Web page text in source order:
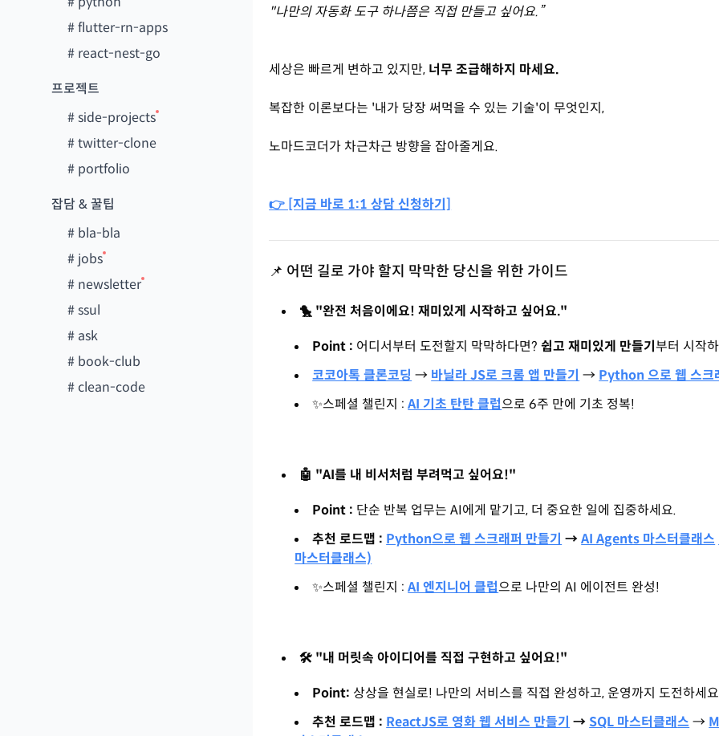
#flutter-rn-apps
# react-nest-go
프로젝트
#side-projects
#twitter-clone
# portfolio
잡담 & 꿀팁
# bla-bla
# jobs
# newsletter
#ssul
# ask
# book-club
#clean-code
"나만의 자동화 도구 하나쯤은 직접 만들고 싶어요.”
세상은 빠르게 변하고 있지만, 너무 조급해하지 마세요.
복잡한 이론보다는 '내가 당장 써먹을 수 있는 기술'이 무엇인지,
노마드코더가 차근차근 방향을 잡아줄게요.
👉 [지금 바로 1:1 상담 신청하기]
📌 어떤 길로 가야 할지 막막한 당신을 위한 가이드
🐤 "완전 처음이에요! 재미있게 시작하고 싶어요."
Point : 어디서부터 도전할지 막막하다면?쉽고 재미있게 만들기부터 시작
코코아톡 클론코딩 → 바닐라 JS로 크롬 앱 만들기 → Python 으로 웹 스크
✨스페셜 챌린지 :AI 기초 탄탄 클럽으로 6주 만에 기초 정복!
🤖 "AI를 내 비서처럼 부려먹고 싶어요!"
Point : 단순 반복 업무는 AI에게 맡기고, 더 중요한 일에 집중하세요.
추천 로드맵 : Python으로 웹 스크래퍼 만들기 →AI Agents 마스터클래스
마스터클래스)
✨스페셜 챌린지 :AI 엔지니어 클럽으로 나만의 AI 에이전트 완성!
🛠️ "내 머릿속 아이디어를 직접 구현하고 싶어요!"
Point: 상상을 현실로! 나만의 서비스를 직접 완성하고, 운영까지 도전하세
추천 로드맵 : ReactJS로 영화 웹 서비스 만들기 → SQL 마스터클래스 →